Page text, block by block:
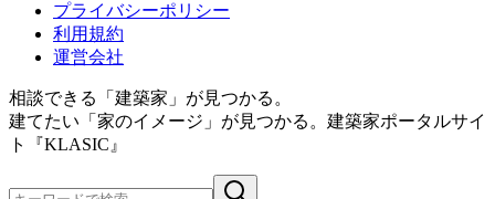
プライバシーポリシー
利用規約
運営会社
相談できる「建築家」が見つかる。
建てたい「家のイメージ」が見つかる。 建築家ポータルサイ
ト『KLASIC』